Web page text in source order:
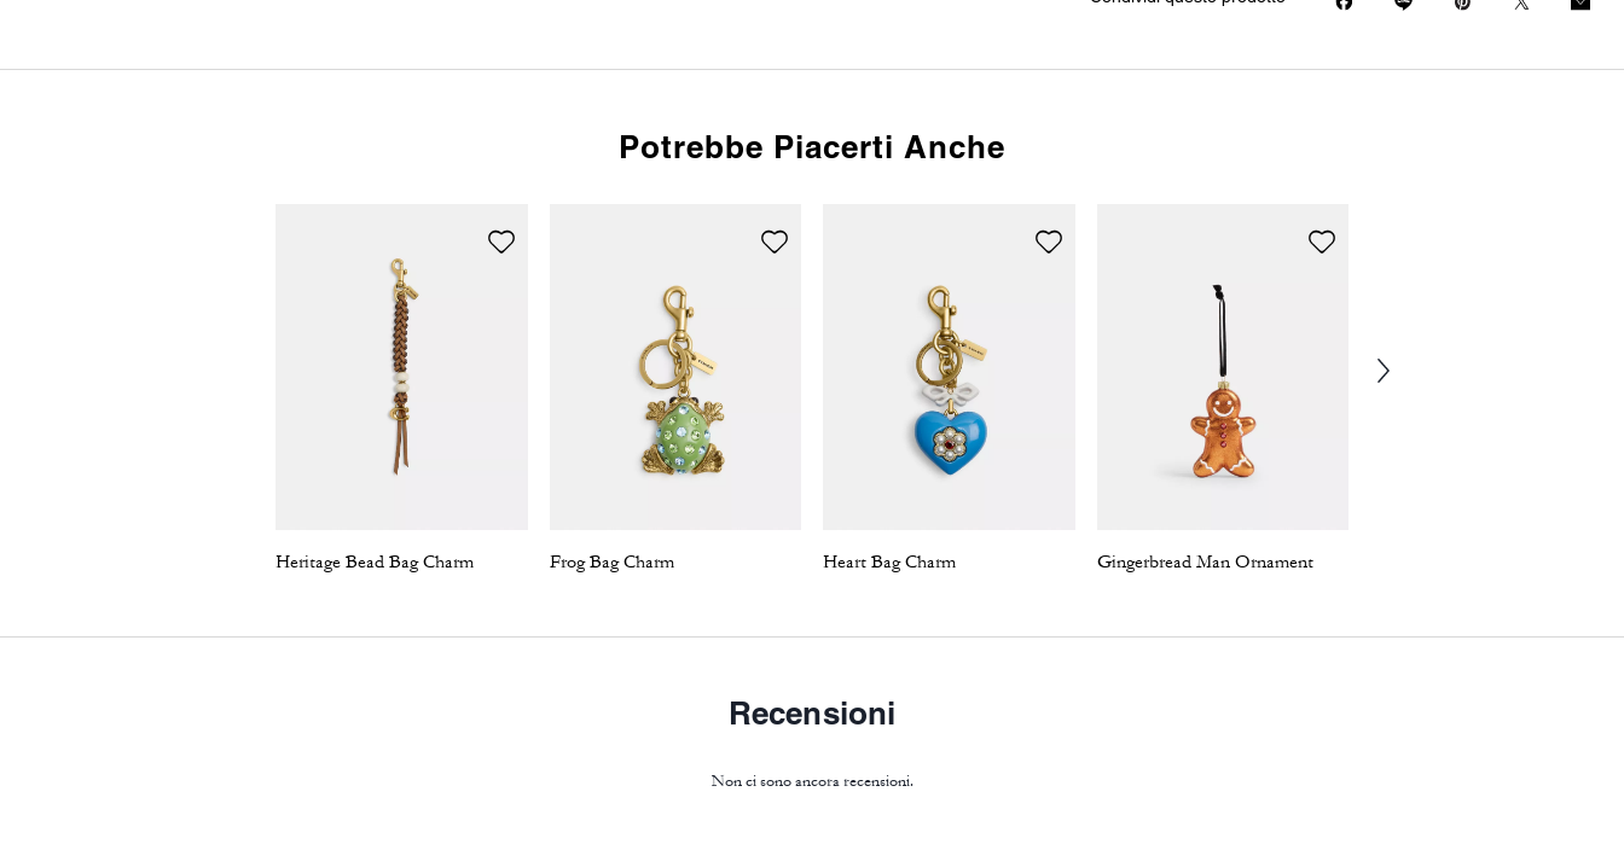
Potrebbe Piacerti Anche
Heritage Bead Bag Charm Frog Bag Charm Heart Bag Charm Gingerbread Man Ornament
Recensioni
Non ci sono ancora recensioni.